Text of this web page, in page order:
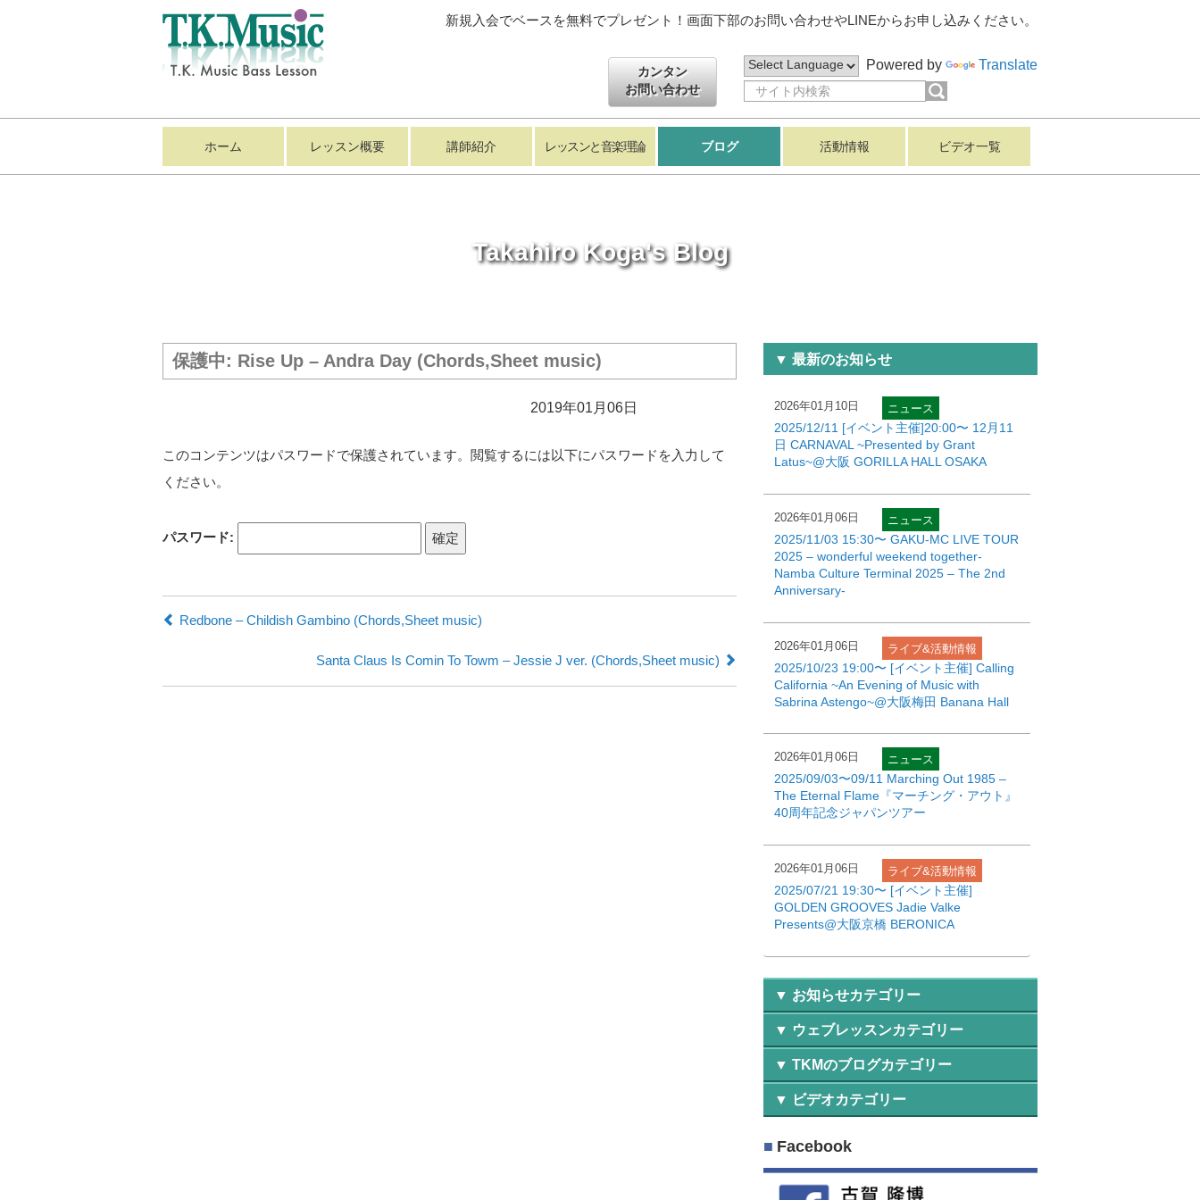
新規入会でベースを無料でプレゼント！画面下部のお問い合わせやLINEからお申し込みください。
Powered by Translate
カンタン
お問い合わせ
ホーム レッスン概要 講師紹介 レッスンと音楽理論 ブログ 活動情報 ビデオ一覧
Takahiro Koga's Blog
保護中: Rise Up – Andra Day (Chords,Sheet music)
2019年01月06日
このコンテンツはパスワードで保護されています。閲覧するには以下にパスワードを入力して
ください。
パスワード:
Redbone – Childish Gambino (Chords,Sheet music)
Santa Claus Is Comin To Towm – Jessie J ver. (Chords,Sheet music)
最新のお知らせ
2026年01月10日 ニュース
2025/12/11 [イベント主催]20:00〜 12月11
日 CARNAVAL ~Presented by Grant
Latus~@大阪 GORILLA HALL OSAKA
2026年01月06日 ニュース
2025/11/03 15:30〜 GAKU-MC LIVE TOUR
2025 – wonderful weekend together-
Namba Culture Terminal 2025 – The 2nd
Anniversary-
2026年01月06日 ライブ&活動情報
2025/10/23 19:00〜 [イベント主催] Calling
California ~An Evening of Music with
Sabrina Astengo~@大阪梅田 Banana Hall
2026年01月06日 ニュース
2025/09/03〜09/11 Marching Out 1985 –
The Eternal Flame『マーチング・アウト』
40周年記念ジャパンツアー
2026年01月06日 ライブ&活動情報
2025/07/21 19:30〜 [イベント主催]
GOLDEN GROOVES Jadie Valke
Presents@大阪京橋 BERONICA
お知らせカテゴリー
その他の情報
ニュース
バンド情報
ライブ&活動情報
お知らせ一覧
ウェブレッスンカテゴリー
おすすめ教材
機材について
絶対できる!!テクニック
絶対わかる!!音楽理論
TKMのブログカテゴリー
その他
レッスン小話
初めての方へ
ビデオカテゴリー
YouTube演奏動画
レッスンの補足
Facebook